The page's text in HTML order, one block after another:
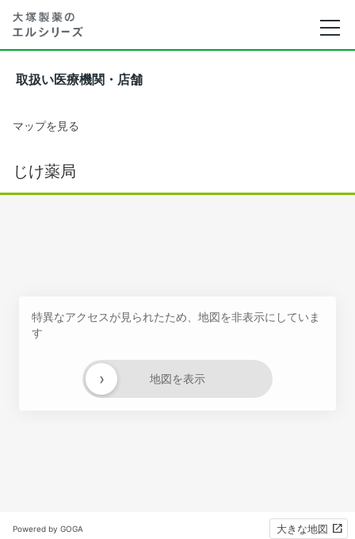
取扱い医療機関・店舗
マップを見る
じけ薬局
特異なアクセスが見られたため、地図を非表示にしていま
す
地図を表示
›
Powered by GOGA 大きな地図